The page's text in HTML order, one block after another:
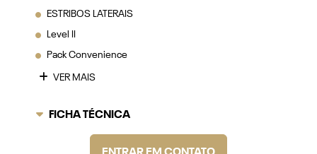
ESTRIBOS LATERAIS
Level II
Pack Convenience
VER MAIS
FICHA TÉCNICA